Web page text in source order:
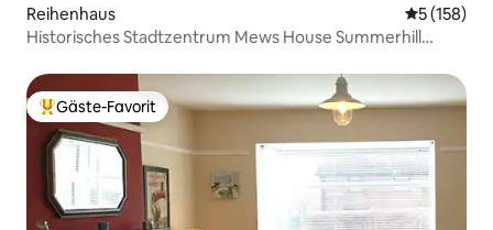
Reihenhaus
5 (158)
Historisches Stadtzentrum Mews House Summerhill
Beliebter Gäste-Favorit.
Gäste-Favorit